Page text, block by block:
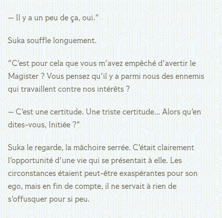
— Il y a un peu de ça, oui."
Suka souffle longuement.
"C'est pour cela que vous m'avez empêché d'avertir le
Magister ? Vous pensez qu'il y a parmi nous des ennemis
qui travaillent contre nos intérêts ?
— C'est une certitude. Une triste certitude... Alors qu'en
dites-vous, Initiée ?"
Suka le regarde, la mâchoire serrée. C'était clairement
l'opportunité d'une vie qui se présentait à elle. Les
circonstances étaient peut-être exaspérantes pour son
ego, mais en fin de compte, il ne servait à rien de
s'offusquer pour si peu.